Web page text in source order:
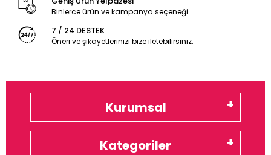
Binlerce ürün ve kampanya seçeneği
7 / 24 DESTEK
Öneri ve şikayetlerinizi bize iletebilirsiniz.
Kurumsal
Kategoriler